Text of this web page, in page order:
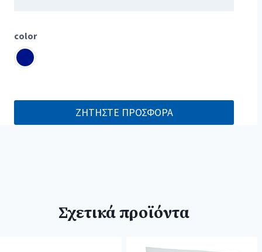
color
ΖΗΤΗΣΤΕ ΠΡΟΣΦΟΡΑ
Σχετικά προϊόντα